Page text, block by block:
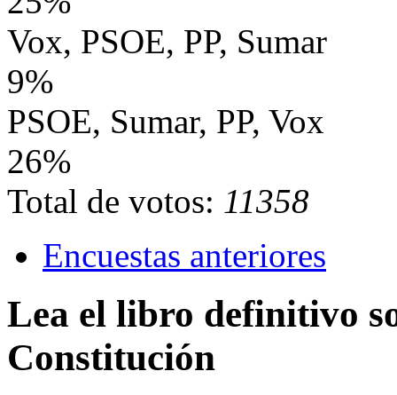
Vox, PSOE, PP, Sumar
9%
PSOE, Sumar, PP, Vox
26%
Total de votos: 11358
Encuestas anteriores
Lea el libro definitivo
Constitución